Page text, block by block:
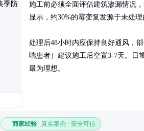
施工前必须全面评估建筑渗漏情况
显示，约30%的霉变复发源于未处理
处理后48小时内应保持良好通风，
喘患者）建议施工后空置3-7天。日
最为理想。
商家经验 真实案例 · 安全可信